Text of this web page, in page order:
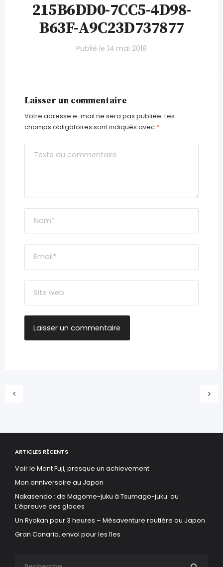
215B6DD0-7CC5-4D98-
B63F-A9C23D737877
Publié le 14 mai 2018
Laisser un commentaire
Votre adresse e-mail ne sera pas publiée. Les
champs obligatoires sont indiqués avec *
ARTICLES RÉCENTS
Voir le Mont Fuji, presque un achievement
Mon anniversaire au Japon
Nakasendo : de Magome-juku à Tsumago-juku ou
L’épreuve des glaces
Un Ryokan pour 3 heures – Mésaventure routière au Japon
Gran Canaria, envol pour les îles